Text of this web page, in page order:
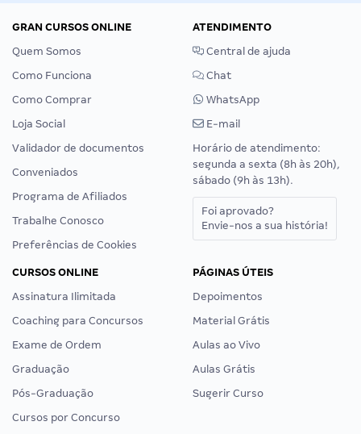
GRAN CURSOS ONLINE
Quem Somos
Como Funciona
Como Comprar
Loja Social
Validador de documentos
Conveniados
Programa de Afiliados
Trabalhe Conosco
Preferências de Cookies
ATENDIMENTO
Central de ajuda
Chat
WhatsApp
E-mail
Horário de atendimento:
segunda a sexta (8h às 20h),
sábado (9h às 13h).
Foi aprovado?
Envie-nos a sua história!
CURSOS ONLINE
Assinatura Ilimitada
Coaching para Concursos
Exame de Ordem
Graduação
Pós-Graduação
Cursos por Concurso
PÁGINAS ÚTEIS
Depoimentos
Material Grátis
Aulas ao Vivo
Aulas Grátis
Sugerir Curso